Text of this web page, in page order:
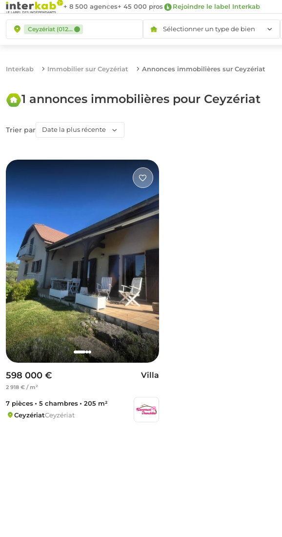
+ 8 500 agences+ 45 000 pros Rejoindre le label Interkab
Ceyzériat (01250) Sélectionner un type de bien
Interkab Immobilier sur Ceyzériat Annonces immobilières sur Ceyzériat
1 annonces immobilières pour Ceyzériat
Trier par Date la plus récente
598 000 €
2 918 € / m²
Villa
7 pièces 5 chambres
205 m²
CeyzériatCeyzériat